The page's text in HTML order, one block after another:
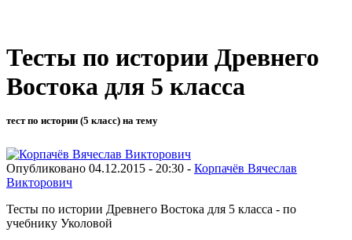
Тесты по истории Древнего
Востока для 5 класса
тест по истории (5 класс) на тему
Опубликовано 04.12.2015 - 20:30 - Корпачёв Вячеслав
Викторович
Тесты по истории Древнего Востока для 5 класса - по
учебнику Уколовой